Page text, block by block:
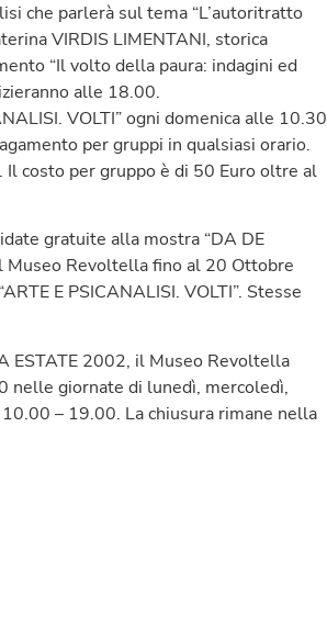
che parlerà sul tema “L’autoritratto
VIRDIS LIMENTANI, storica
“Il volto della paura: indagini ed
alle 18.00.
VOLTI” ogni domenica alle 10.30
per gruppi in qualsiasi orario.
costo per gruppo è di 50 Euro oltre al
gratuite alla mostra “DA DE
Museo Revoltella fino al 20 Ottobre
E PSICANALISI. VOLTI”. Stesse
ESTATE 2002, il Museo Revoltella
giornate di lunedì, mercoledì,
– 19.00. La chiusura rimane nella